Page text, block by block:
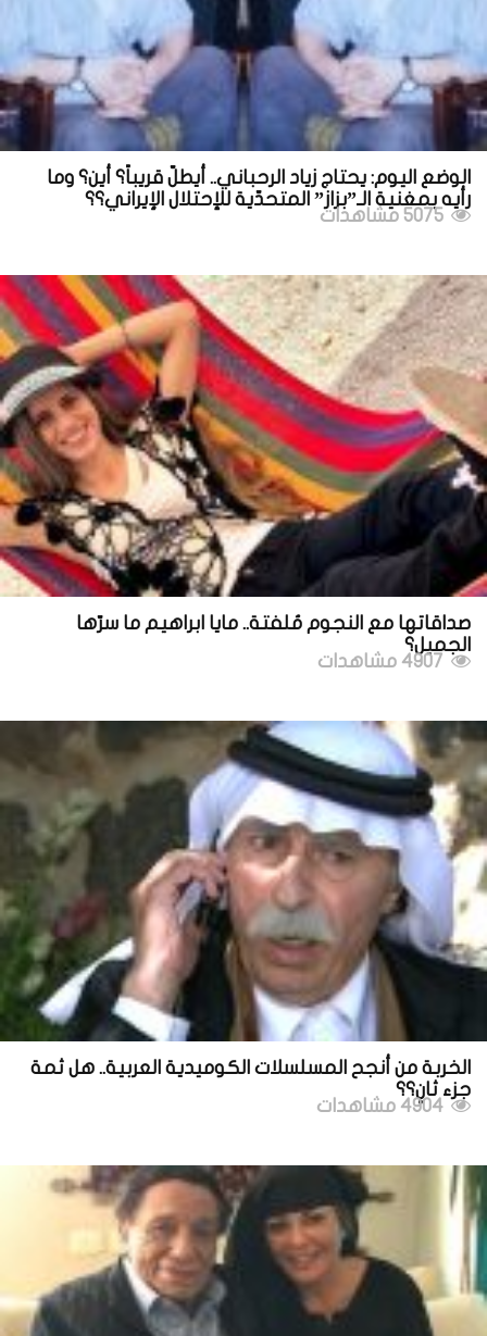
الوضع اليوم: يحتاج زياد الرحباني.. أيطلّ قريباً؟ أين؟ وما
رأيه بمغنية الـ”بزاز” المتحدّية للإحتلال الإيراني؟؟
صداقاتها مع النجوم مُلفتة.. مايا ابراهيم ما سرّها
الجميل؟
الخربة من أنجح المسلسلات الكوميدية العربية.. هل ثمة
جزء ثانٍ؟؟